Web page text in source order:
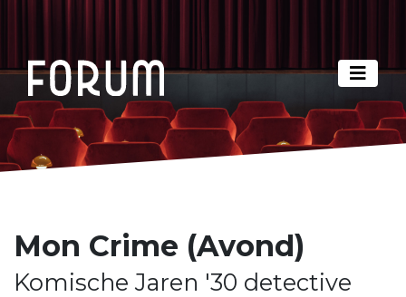
Mon Crime (Avond)
Komische Jaren '30 detective